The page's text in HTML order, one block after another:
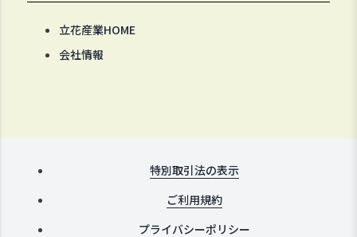
立花産業HOME
会社情報
特別取引法の表示
ご利用規約
プライバシーポリシー